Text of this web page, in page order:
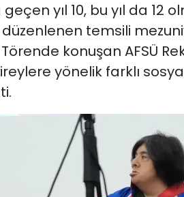
yıl 10, bu yıl da 12
temsili
konuşan AFSÜ
yönelik farklı